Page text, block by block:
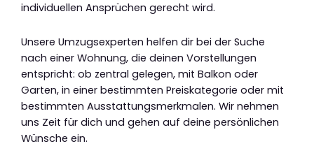
individuellen Ansprüchen gerecht wird.
Unsere Umzugsexperten helfen dir bei der Suche
nach einer Wohnung, die deinen Vorstellungen
entspricht: ob zentral gelegen, mit Balkon oder
Garten, in einer bestimmten Preiskategorie oder mit
bestimmten Ausstattungsmerkmalen. Wir nehmen
uns Zeit für dich und gehen auf deine persönlichen
Wünsche ein.